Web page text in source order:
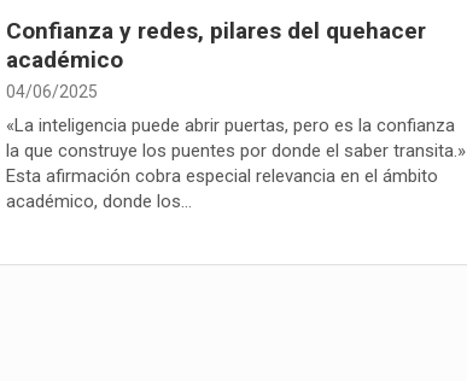
Confianza y redes, pilares del quehacer
académico
04/06/2025
«La inteligencia puede abrir puertas, pero es la confianza
la que construye los puentes por donde el saber transita.»
Esta afirmación cobra especial relevancia en el ámbito
académico, donde los…